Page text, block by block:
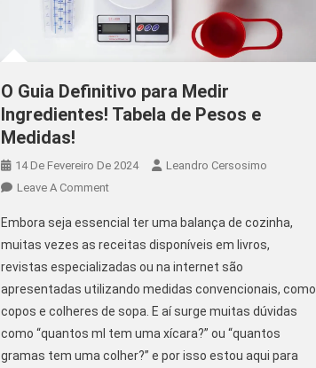
O Guia Definitivo para Medir
Ingredientes! Tabela de Pesos e
Medidas!
14 De Fevereiro De 2024
Leandro Cersosimo
Leave A CommentOn
Guia
Definitivo
Para
Medir
Ingredientes!
Tabela
De
Embora seja essencial ter uma balança de cozinha,
muitas vezes as receitas disponíveis em livros,
revistas especializadas ou na internet são
apresentadas utilizando medidas convencionais, como
copos e colheres de sopa. E aí surge muitas dúvidas
como “quantos ml tem uma xícara?” ou “quantos
gramas tem uma colher?” e por isso estou aqui para